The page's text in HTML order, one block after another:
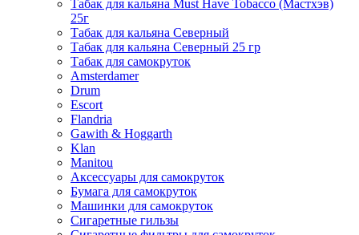
Табак для кальяна Must Have Tobacco (Мастхэв)
25г
Табак для кальяна Северный
Табак для кальяна Северный 25 гр
Табак для самокруток
Amsterdamer
Drum
Escort
Flandria
Gawith & Hoggarth
Klan
Manitou
Аксессуары для самокруток
Бумага для самокруток
Машинки для самокруток
Сигаретные гильзы